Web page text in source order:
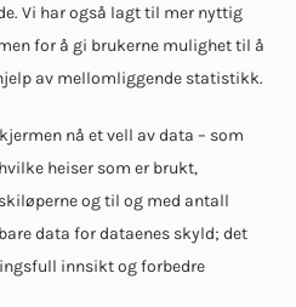
Vi har også lagt til mer nyttig
for å gi brukerne mulighet til å
av mellomliggende statistikk.
nå et vell av data – som
heiser som er brukt,
og til og med antall
data for dataenes skyld; det
innsikt og forbedre